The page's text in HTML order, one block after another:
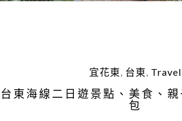
宜花東, 台東, Travel
台東海線二日遊景點、美食、
包